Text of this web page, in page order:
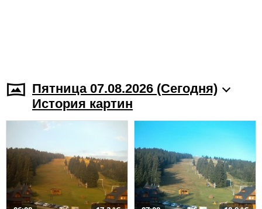
Пятница 07.08.2026 (Cегодня)
История картин